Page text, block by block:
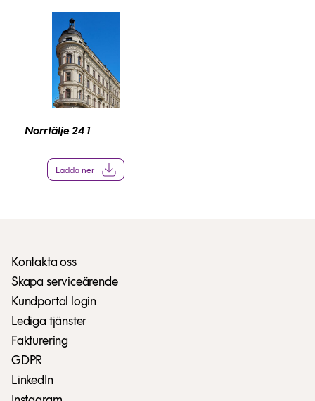
Norrtälje 24 1
Ladda ner
Kontakta oss
Skapa serviceärende
Kundportal login
Lediga tjänster
Fakturering
GDPR
LinkedIn